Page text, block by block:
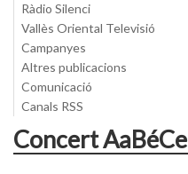
Ràdio Silenci
Vallès Oriental Televisió
Campanyes
Altres publicacions
Comunicació
Canals RSS
Concert AaBéCe